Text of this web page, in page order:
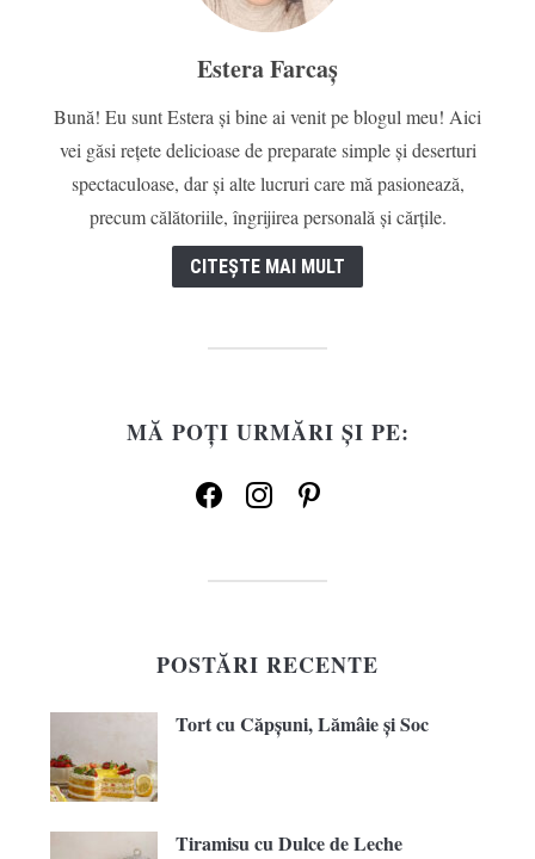
Estera Farcaș
Bună! Eu sunt Estera și bine ai venit pe blogul meu! Aici
vei găsi rețete delicioase de preparate simple și deserturi
spectaculoase, dar și alte lucruri care mă pasionează,
precum călătoriile, îngrijirea personală și cărțile.
CITEȘTE MAI MULT
MĂ POȚI URMĂRI ȘI PE:
facebookinstagrampinterest
POSTĂRI RECENTE
Tort cu Căpșuni, Lămâie și Soc
Tiramisu cu Dulce de Leche